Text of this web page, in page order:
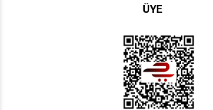
ÜYE